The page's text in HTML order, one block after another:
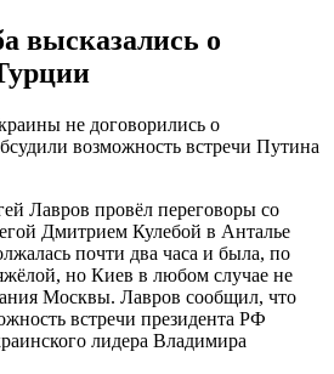
высказались о
не договорились о
возможность встречи Путина
Лавров провёл переговоры со
Дмитрием Кулебой в Анталье
почти два часа и была, по
но Киев в любом случае не
Москвы. Лавров сообщил, что
встречи президента РФ
лидера Владимира